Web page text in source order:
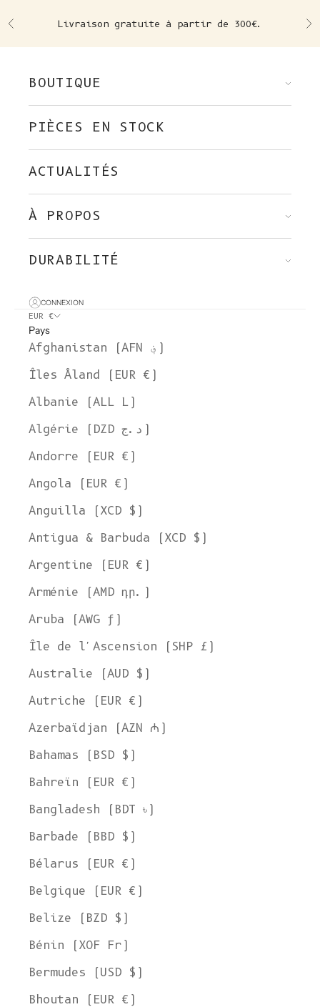
Précédent Livraison gratuite à partir de 300€.
BOUTIQUE
PIÈCES EN STOCK
ACTUALITÉS
À PROPOS
DURABILITÉ
CONNEXION
EUR €
Pays
Afghanistan (AFN ؋)
Îles Åland (EUR €)
Albanie (ALL L)
Algérie (DZD د.ج)
Andorre (EUR €)
Angola (EUR €)
Anguilla (XCD $)
Antigua & Barbuda (XCD $)
Argentine (EUR €)
Arménie (AMD դր.)
Aruba (AWG ƒ)
Île de l'Ascension (SHP £)
Australie (AUD $)
Autriche (EUR €)
Azerbaïdjan (AZN ₼)
Bahamas (BSD $)
Bahreïn (EUR €)
Bangladesh (BDT ৳)
Barbade (BBD $)
Bélarus (EUR €)
Belgique (EUR €)
Belize (BZD $)
Bénin (XOF Fr)
Bermudes (USD $)
Bhoutan (EUR €)